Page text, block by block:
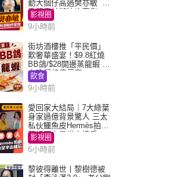
勤大個仔高過樊亦敏 超
乖黐實林淑敏許家傑
影視圈
9小時前
街坊酒樓推「平民價」
歎奢華盛宴！$9.8紅燒
BB鴿/$28開邊蒸龍蝦 3
大晚餐超值優惠
飲食
9小時前
愛回家大結局｜7大綠葉
身家過億背景驚人 三太
私伙鱷魚皮Hermès拍劇
蘇姐原來是半山樓后
影視圈
6小時前
黎彼得離世丨黎樹德被